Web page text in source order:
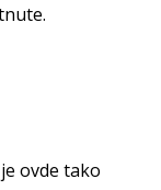
ovde tako